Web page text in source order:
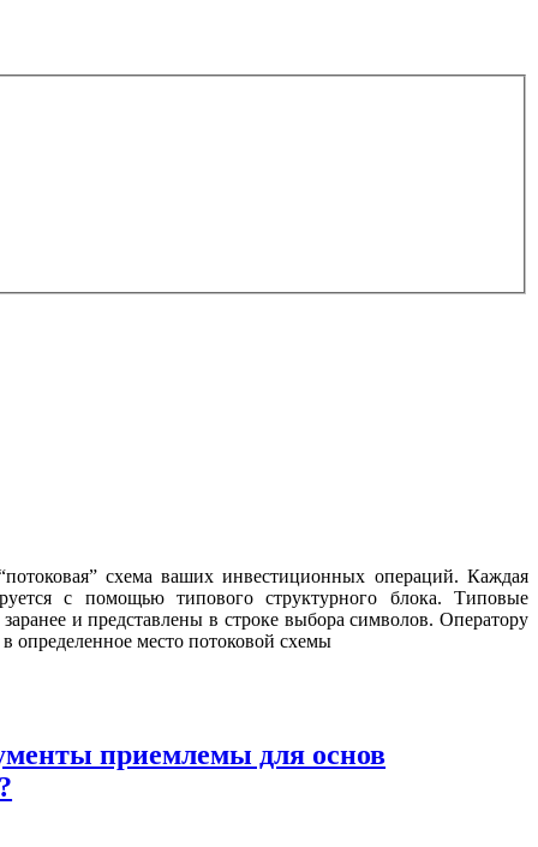
схема ваших инвестиционных операций. Каждая
с помощью типового структурного блока. Типовые
и представлены в строке выбора символов. Оператору
определенное место потоковой схемы
приемлемы для основ